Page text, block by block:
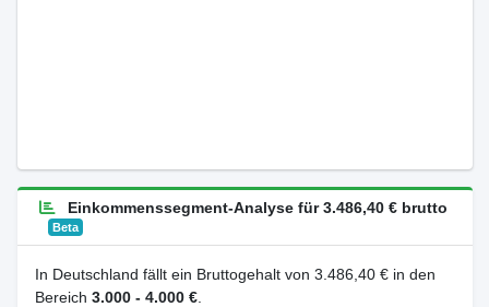
Einkommenssegment-Analyse für 3.486,40 € brutto
Beta
In Deutschland fällt ein Bruttogehalt von 3.486,40 € in den
Bereich 3.000 - 4.000 €.